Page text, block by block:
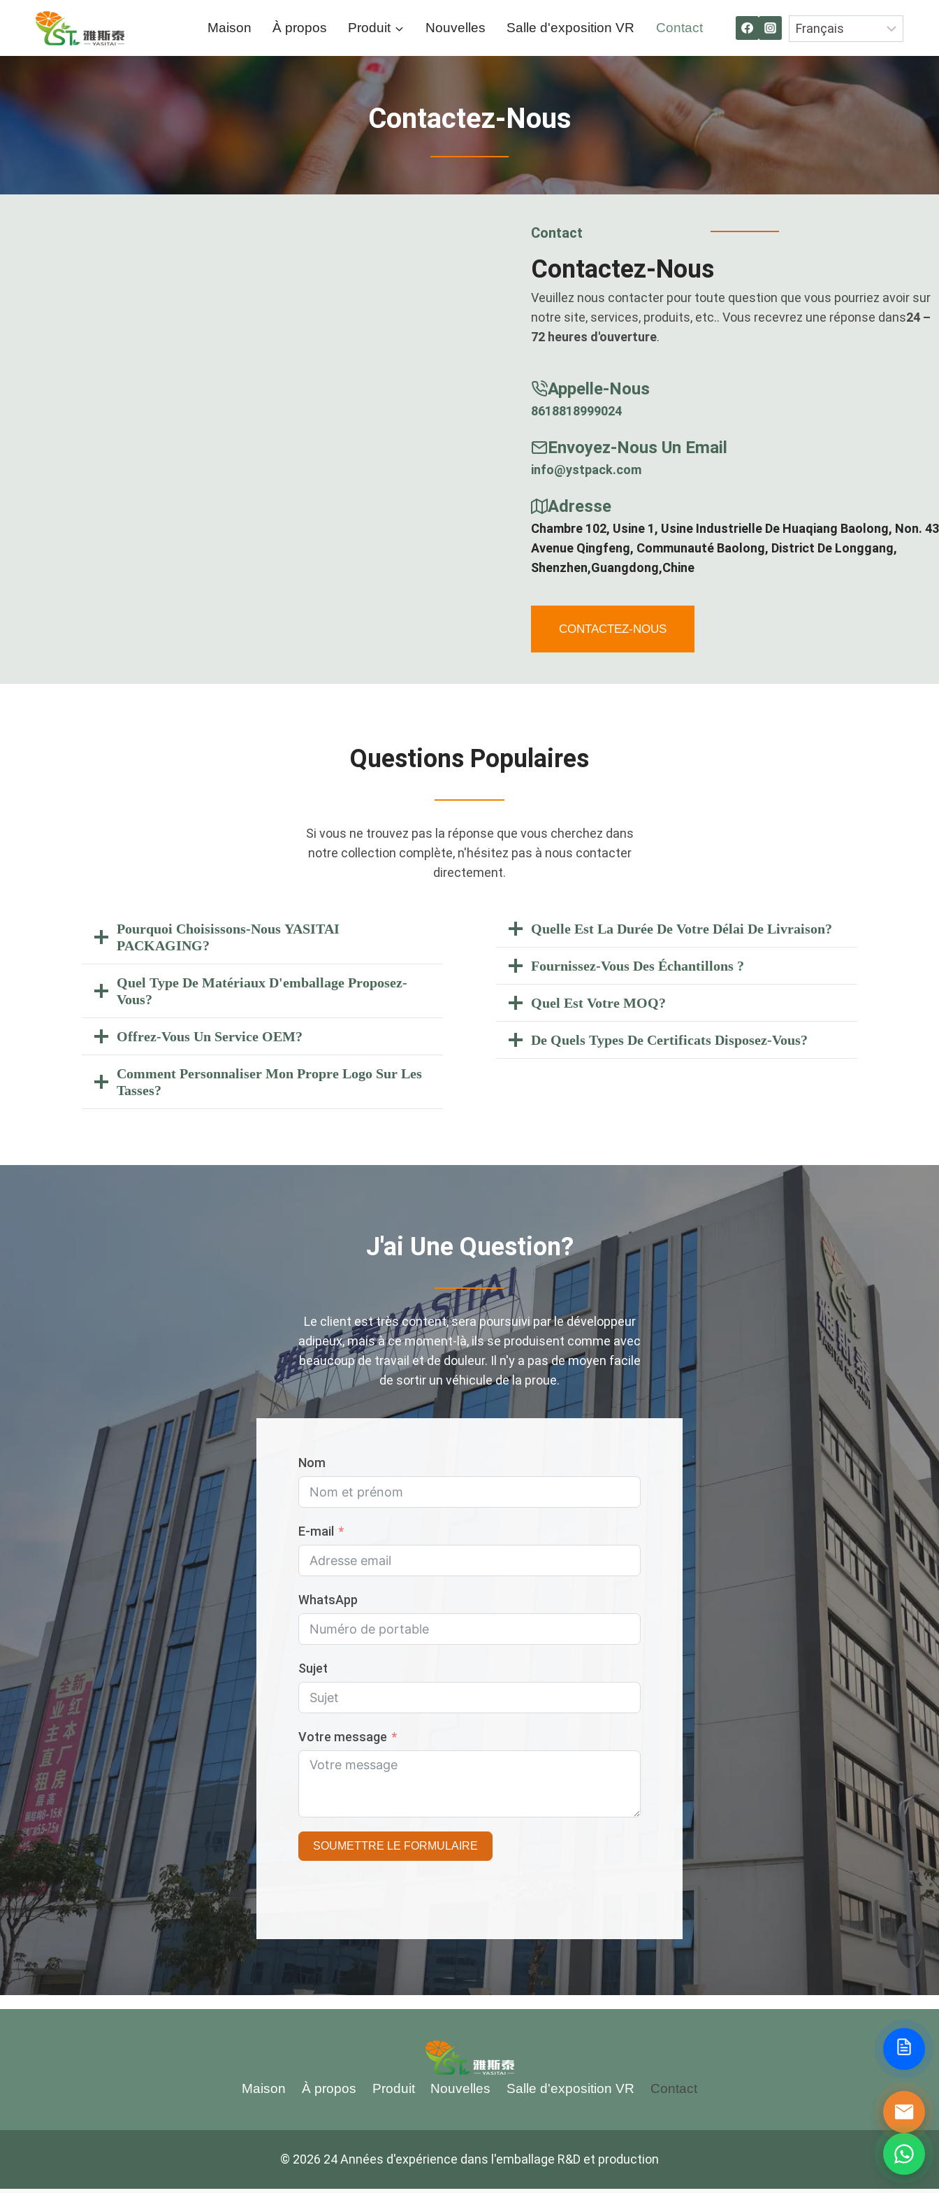
contenu
Maison À propos Produit Nouvelles Salle d'exposition VR Contact
Contactez-Nous
Contact
Contactez-Nous
Veuillez nous contacter pour toute question que vous pourriez avoir sur
notre site, services, produits, etc.. Vous recevrez une réponse dans24 –
72 heures d'ouverture.
Appelle-Nous
8618818999024
Envoyez-Nous Un Email
info@ystpack.com
Adresse
Chambre 102, Usine 1, Usine Industrielle De Huaqiang Baolong, Non. 43
Avenue Qingfeng, Communauté Baolong, District De Longgang,
Shenzhen,Guangdong,Chine
CONTACTEZ-NOUS
Questions Populaires
Si vous ne trouvez pas la réponse que vous cherchez dans
notre collection complète, n'hésitez pas à nous contacter
directement.
Pourquoi Choisissons-Nous YASITAI
PACKAGING?
Quel Type De Matériaux D'emballage Proposez-
Vous?
Offrez-Vous Un Service OEM?
Comment Personnaliser Mon Propre Logo Sur Les
Tasses?
Quelle Est La Durée De Votre Délai De Livraison?
Fournissez-Vous Des Échantillons ?
Quel Est Votre MOQ?
De Quels Types De Certificats Disposez-Vous?
J'ai Une Question?
Le client est très content, sera poursuivi par le développeur
adipeux, mais à ce moment-là, ils se produisent comme avec
beaucoup de travail et de douleur. Il n'y a pas de moyen facile
de sortir un véhicule de la proue.
Nom
E-mail
WhatsApp
Sujet
Votre message
SOUMETTRE LE FORMULAIRE
Maison À propos Produit Nouvelles Salle d'exposition VR Contact
© 2026 24 Années d'expérience dans l'emballage R&D et production